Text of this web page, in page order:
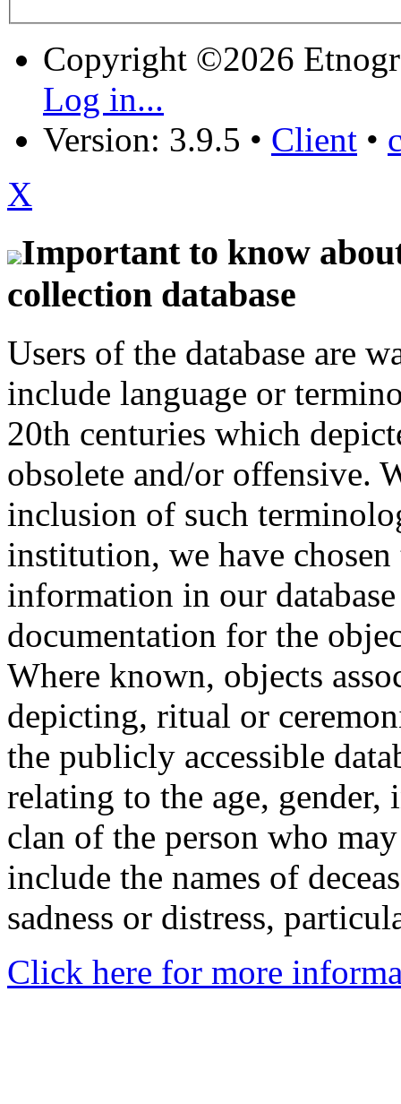
Copyright ©2026
Log in...
Version: 3.9.5 • Client •
X
Important to know
collection database
Users of the database are
include language or
20th centuries which
obsolete and/or offensive.
inclusion of such
institution, we have
information in our
documentation for the
Where known, objects
depicting, ritual or
the publicly accessible
relating to the age,
clan of the person who
include the names of
sadness or distress,
Click here for more